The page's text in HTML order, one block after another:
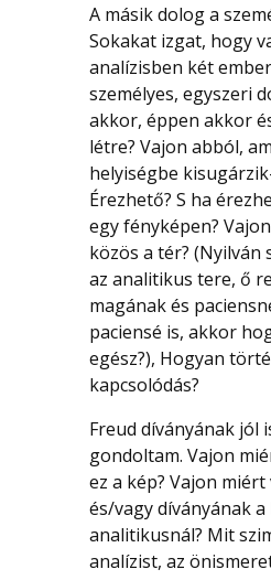
A másik dolog a
Sokakat izgat, hogy
analízisben két
személyes, egyszeri
akkor, éppen akkor
létre? Vajon abból,
helyiségbe
Érezhető? S ha
egy fényképen?
közös a tér? (Nyilván
az analitikus tere, ő
magának és
paciensé is, akkor
egész?), Hogyan
kapcsolódás?
Freud díványának jól
gondoltam. Vajon
ez a kép? Vajon
és/vagy díványának
analitikusnál? Mit
analízist, az